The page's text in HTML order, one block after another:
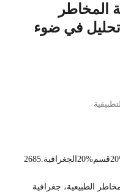
المخاطر
تحليل في ضوء
الطبيعية، جغرافية